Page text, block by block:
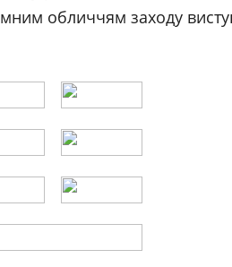
обличчям заходу